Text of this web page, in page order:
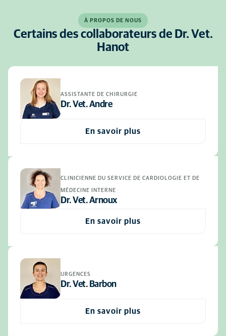
À PROPOS DE NOUS
Certains des collaborateurs de Dr. Vet.
Hanot
ASSISTANTE DE CHIRURGIE
Dr. Vet. Andre
En savoir plus
CLINICIENNE DU SERVICE DE CARDIOLOGIE ET DE
MÉDECINE INTERNE
Dr. Vet. Arnoux
En savoir plus
URGENCES
Dr. Vet. Barbon
En savoir plus